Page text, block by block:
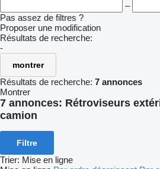
–
Pas assez de filtres ?
Proposer une modification
Résultats de recherche:
-
montrer
Résultats de recherche: 7 annonces
Montrer
7 annonces: Rétroviseurs
camion
Filtre
Trier: Mise en ligne